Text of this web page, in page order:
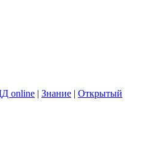
online | Знание | Открытый